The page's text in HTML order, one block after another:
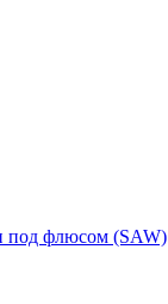
под флюсом (SAW)